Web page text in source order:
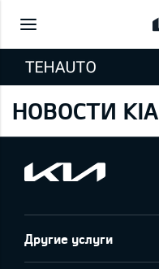
НОВОСТИ KIA
Другие услуги